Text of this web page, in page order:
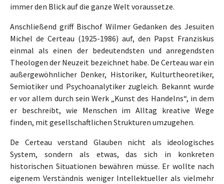
immer den Blick auf die ganze Welt voraussetze.
Anschließend griff Bischof Wilmer Gedanken des Jesuiten
Michel de Certeau (1925-1986) auf, den Papst Franziskus
einmal als einen der bedeutendsten und anregendsten
Theologen der Neuzeit bezeichnet habe. De Certeau war ein
außergewöhnlicher Denker, Historiker, Kulturtheoretiker,
Semiotiker und Psychoanalytiker zugleich. Bekannt wurde
er vor allem durch sein Werk „Kunst des Handelns“, in dem
er beschreibt, wie Menschen im Alltag kreative Wege
finden, mit gesellschaftlichen Strukturen umzugehen.
De Certeau verstand Glauben nicht als ideologisches
System, sondern als etwas, das sich in konkreten
historischen Situationen bewähren müsse. Er wollte nach
eigenem Verständnis weniger Intellektueller als vielmehr